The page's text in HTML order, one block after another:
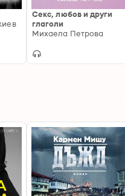
Секс, любов и други
глаголи
Михаела Петрова